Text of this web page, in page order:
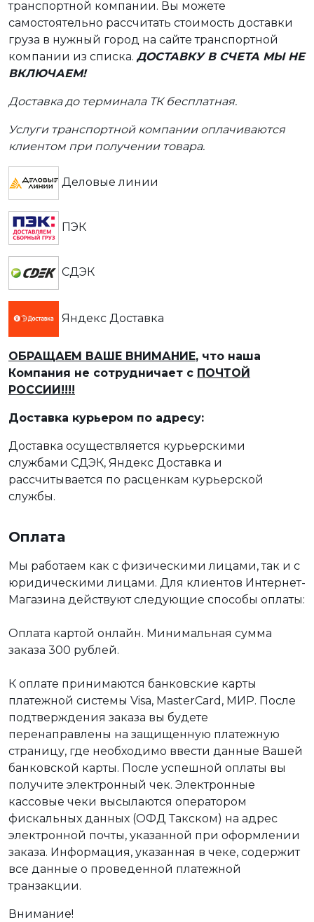
транспортной компании. Вы можете
самостоятельно рассчитать стоимость доставки
груза в нужный город на сайте транспортной
компании из списка. ДОСТАВКУ В СЧЕТА МЫ НЕ
ВКЛЮЧАЕМ!
Доставка до терминала ТК бесплатная.
Услуги транспортной компании оплачиваются
клиентом при получении товара.
Деловые линии
ПЭК
СДЭК
Яндекс Доставка
ОБРАЩАЕМ ВАШЕ ВНИМАНИЕ, что наша
Компания не сотрудничает с ПОЧТОЙ
РОССИИ!!!!
Доставка курьером по адресу:
Доставка осуществляется курьерскими
службами СДЭК, Яндекс Доставка и
рассчитывается по расценкам курьерской
службы.
Оплата
Мы работаем как с физическими лицами, так и с
юридическими лицами. Для клиентов Интернет-
Магазина действуют следующие способы оплаты:
Оплата картой онлайн. Минимальная сумма
заказа 300 рублей.
К оплате принимаются банковские карты
платежной системы Visa, MasterCard, МИР. После
подтверждения заказа вы будете
перенаправлены на защищенную платежную
страницу, где необходимо ввести данные Вашей
банковской карты. После успешной оплаты вы
получите электронный чек. Электронные
кассовые чеки высылаются оператором
фискальных данных (ОФД Такском) на адрес
электронной почты, указанной при оформлении
заказа. Информация, указанная в чеке, содержит
все данные о проведенной платежной
транзакции.
Внимание!